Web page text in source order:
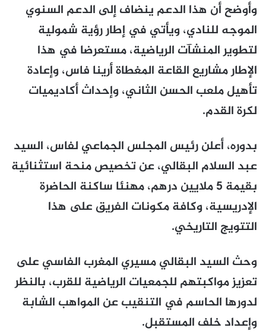
وأوضح أن هذا الدعم ينضاف إلى الدعم السنوي
الموجه للنادي، ويأتي في إطار رؤية شمولية
لتطوير المنشآت الرياضية، مستعرضا في هذا
الإطار مشاريع القاعة المغطاة أرينا فاس، وإعادة
تأهيل ملعب الحسن الثاني، وإحداث أكاديميات
لكرة القدم.
بدوره، أعلن رئيس المجلس الجماعي لفاس، السيد
عبد السلام البقالي، عن تخصيص منحة استثنائية
بقيمة 5 ملايين درهم، مهنئا ساكنة الحاضرة
الإدريسية، وكافة مكونات الفريق على هذا
التتويج التاريخي.
وحث السيد البقالي مسيري المغرب الفاسي على
تعزيز مواكبتهم للجمعيات الرياضية للقرب، بالنظر
لدورها الحاسم في التنقيب عن المواهب الشابة
وإعداد خلف المستقبل.